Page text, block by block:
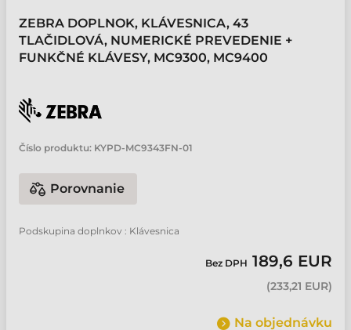
ZEBRA DOPLNOK, KLÁVESNICA, 43
TLAČIDLOVÁ, NUMERICKÉ PREVEDENIE +
FUNKČNÉ KLÁVESY, MC9300, MC9400
Číslo produktu: KYPD-MC9343FN-01
Porovnanie
Podskupina doplnkov : Klávesnica
Bez DPH 189,6 EUR
(233,21 EUR)
Na objednávku